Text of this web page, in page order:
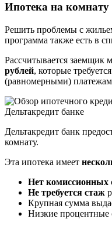
Ипотека на комнату
Решить проблемы с
программа также есть в
Рассчитывается заемщик
рублей, которые
(равномерными)
Дельтакредит банк
комнату.
Эта ипотека имеет
Нет комиссионных
Не требуется стаж
Крупная сумма
Низкие процентные